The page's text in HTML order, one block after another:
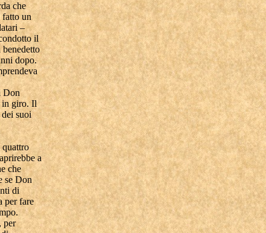
che
fatto un
–
il
benedetto
dopo.
Don
in giro. Il
dei suoi
quattro
a
che
se Don
di
per fare
per